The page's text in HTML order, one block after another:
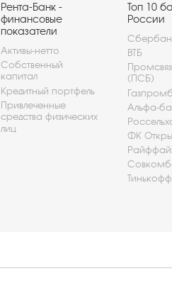
Рента-Банк -
финансовые
показатели
Активы-нетто
Собственный
капитал
Кредитный портфель
Привлеченные
средства физических
лиц
Топ 10
России
ВТБ
(ПСБ)
Альфа-
ФК